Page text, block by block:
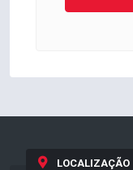
LOCALIZAÇÃO